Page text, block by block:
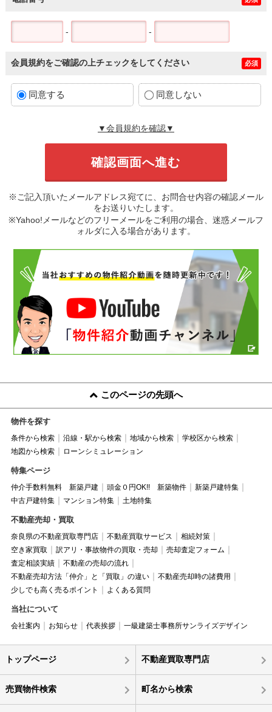
- -
会員規約をご確認の上チェックをしてください 必須
同意する 同意しない
▼会員規約を確認▼
※ご記入頂いたメールアドレス宛てに、お問合せ内容の確認メール
をお送りいたします。
※Yahoo!メールなどのフリーメールをご利用の場合、迷惑メールフ
ォルダに入る場合があります。
このページの先頭へ
物件を探す
条件から検索 沿線・駅から検索 地域から検索
学校区から検索
地図から検索
ローンシミュレーション
特集ページ
仲介手数料無料 新築戸建 頭金０円OK!! 新築物件
新築戸建特集
中古戸建特集
マンション特集 土地特集
不動産売却・買取
奈良県の不動産買取専門店 不動産買取サービス
相続対策
空き家買取
訳アリ・事故物件の買取・売却
売却査定フォーム
査定相談実績
不動産の売却の流れ
不動産売却方法「仲介」と「買取」の違い
不動産売却時の諸費用
少しでも高く売るポイント
よくある質問
当社について
会社案内 お知らせ 代表挨拶 一級建築士事務所サンライズデザイン
トップページ 不動産買取専門店
売買物件検索 町名から検索